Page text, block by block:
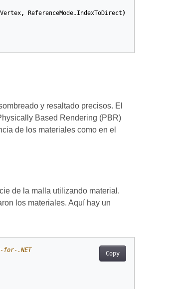
, ReferenceMode. IndexToDirect );
y resaltado precisos. El
Based Rendering (PBR)
de los materiales como en el
de la malla utilizando material.
los materiales. Aquí hay un
Copy
for-.NET